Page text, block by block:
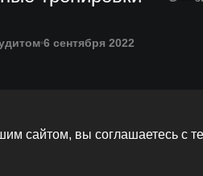
6 сентября 2022
сайтом, вы соглашаетесь с